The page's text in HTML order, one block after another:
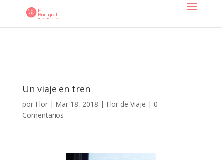
Un viaje en tren
por Flor| Mar 18, 2018 | Flor de Viaje | 0
Comentarios